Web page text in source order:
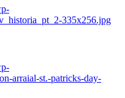
335x256.jpg
arraial-st.-patricks-day-